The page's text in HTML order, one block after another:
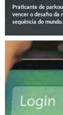
Praticante de
vencer o desafio da
sequência do mundo.